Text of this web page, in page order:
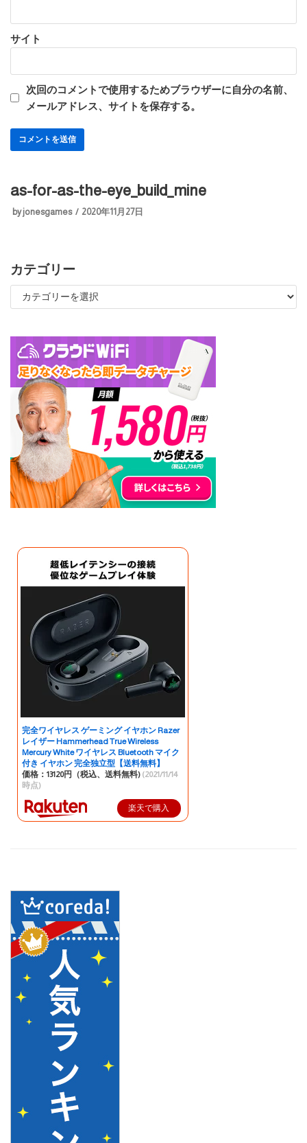
サイト
次回のコメントで使用するためブラウザーに自分の名前、
メールアドレス、サイトを保存する。
as-for-as-the-eye_build_mine
byjonesgames 2020年11月27日
カテゴリー
完全ワイヤレス ゲーミング イヤホン Razer
レイザー Hammerhead True Wireless
Mercury White ワイヤレス Bluetooth マイク
付き イヤホン 完全独立型【送料無料】
価格：13120円（税込、送料無料) (2021/11/14
時点)
楽天で購入